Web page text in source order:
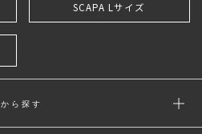
SCAPA Lサイズ
ら探す